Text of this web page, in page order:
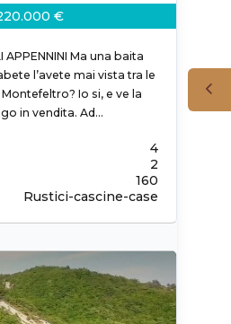
€
APPENNINI Ma una baita
l’avete mai vista tra le
Io si, e ve la
in vendita. Ad…
4
2
160
Rustici-cascine-case